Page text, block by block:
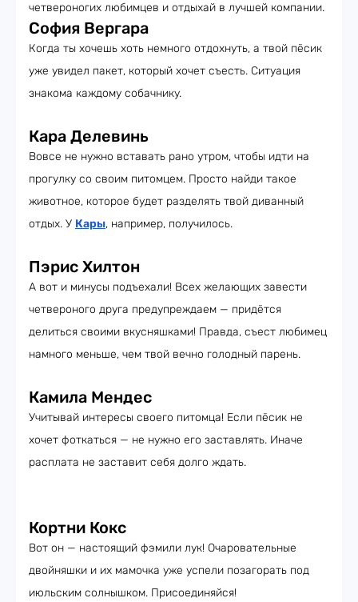
четвероногих любимцев и отдыхай в лучшей компании.
София Вергара
Когда ты хочешь хоть немного отдохнуть, а твой пёсик
уже увидел пакет, который хочет съесть. Ситуация
знакома каждому собачнику.
Кара Делевинь
Вовсе не нужно вставать рано утром, чтобы идти на
прогулку со своим питомцем. Просто найди такое
животное, которое будет разделять твой диванный
отдых. У Кары, например, получилось.
Пэрис Хилтон
А вот и минусы подъехали! Всех желающих завести
четвероного друга предупреждаем — придётся
делиться своими вкусняшками! Правда, съест любимец
намного меньше, чем твой вечно голодный парень.
Камила Мендес
Учитывай интересы своего питомца! Если пёсик не
хочет фоткаться — не нужно его заставлять. Иначе
расплата не заставит себя долго ждать.
Кортни Кокс
Вот он — настоящий фэмили лук! Очаровательные
двойняшки и их мамочка уже успели позагорать под
июльским солнышком. Присоединяйся!